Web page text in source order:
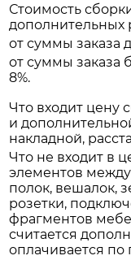
Стоимость
дополнительных
от суммы заказа
от суммы заказа
8%.
Что входит цену
и
накладной,
Что не входит в
элементов
полок, вешалок,
розетки,
фрагментов
считается
оплачивается по